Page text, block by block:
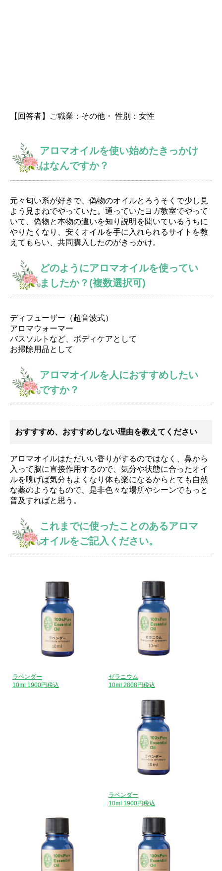
【回答者】ご職業：その他・ 性別：女性
アロマオイルを使い始めたきっかけ
はなんですか？
元々匂い系が好きで、偽物のオイルとろうそくで少し見
よう見まねでやっていた。通っていたヨガ教室でやって
いて、偽物と本物の違いを知り説明を聞いているうちに
やりたくなり、安くオイルを手に入れられるサイトを教
えてもらい、共同購入したのがきっかけ。
どのようにアロマオイルを使ってい
ましたか？(複数選択可)
ディフューザー（超音波式）
アロマウォーマー
バスソルトなど、ボディケアとして
お掃除用品として
アロマオイルを人におすすめしたい
ですか？
おすすすめ、おすすめしない理由を教えてください
アロマオイルはただいい香りがするのではなく、鼻から
入って脳に直接作用するので、気分や状態に合ったオイ
ルを嗅げば気分もよくなり体も楽になるからとても自然
な薬のようなもので、是非色々な場所やシーンでもっと
普及すればと思う。
これまでに使ったことのあるアロマ
オイルをご記入ください。
ラベンダー
10ml 1900円税込
ゼラニウム
10ml 2808円税込
ラベンダー
10ml 1900円税込